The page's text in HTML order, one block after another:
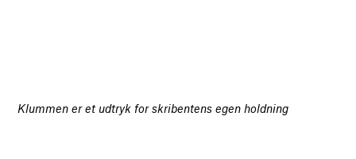
Klummen er et udtryk for skribentens egen holdning